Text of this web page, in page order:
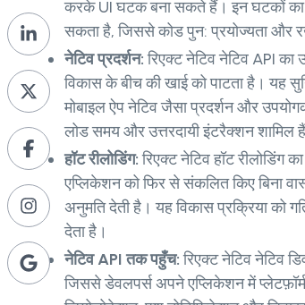
करके UI घटक बना सकते हैं। इन घटकों का
सकता है, जिससे कोड पुन: प्रयोज्यता और
नेटिव प्रदर्शन:रिएक्ट नेटिव नेटिव API
विकास के बीच की खाई को पाटता है। यह
मोबाइल ऐप नेटिव जैसा प्रदर्शन और
लोड समय और उत्तरदायी इंटरैक्शन शामिल
हॉट रीलोडिंग:रिएक्ट नेटिव हॉट ​​रीलोडिंग
एप्लिकेशन को फिर से संकलित किए बिना
अनुमति देती है। यह विकास प्रक्रिया को
देता है।
नेटिव API तक पहुँच:रिएक्ट नेटिव नेटिव
जिससे डेवलपर्स अपने एप्लिकेशन में